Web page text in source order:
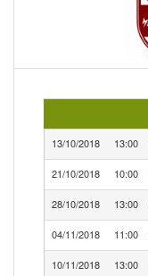
13/10/2018 13:00
21/10/2018 10:00
28/10/2018 13:00
04/11/2018 11:00
10/11/2018 13:00